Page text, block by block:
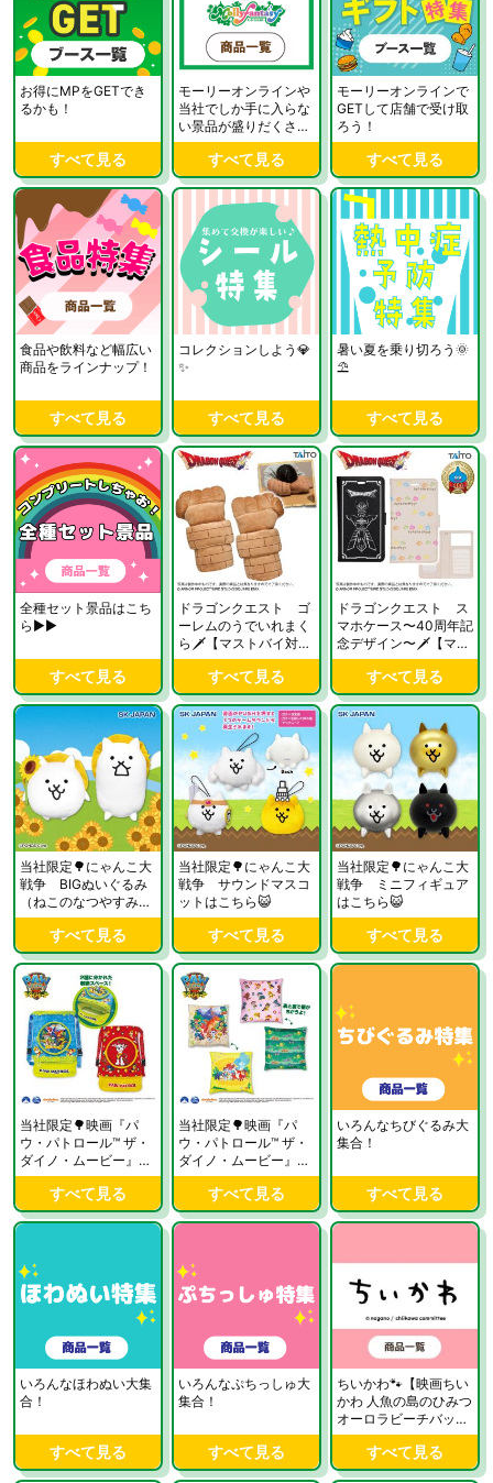
お得にMPをGETでき
るかも！
すべて見る
モーリーオンラインや
当社でしか手に入らな
い景品が盛りだくさ
ん！
すべて見る
モーリーオンラインで
GETして店舗で受け取
ろう！
すべて見る
食品や飲料など幅広い
商品をラインナップ！
すべて見る
コレクションしよう💎
✨
すべて見る
暑い夏を乗り切ろう🌞
⛱
すべて見る
全種セット景品はこち
ら▶▶
すべて見る
ドラゴンクエスト ゴ
ーレムのうでいれまく
ら🗡️【マストバイ対
象】はこちら✨
すべて見る
ドラゴンクエスト ス
マホケース〜40周年記
念デザイン〜🗡️【マス
トバイ対象】はこちら
すべて見る
当社限定🌳にゃんこ大
戦争 BIGぬいぐるみ
（ねこのなつやすみ）
はこちら😺
すべて見る
当社限定🌳にゃんこ大
戦争 サウンドマスコ
ットはこちら😺
すべて見る
当社限定🌳にゃんこ大
戦争 ミニフィギュア
はこちら😺
すべて見る
当社限定🌳映画『パ
ウ・パトロール™ ザ・
ダイノ・ムービー』
ナップザック2はこち
すべて見る
当社限定🌳映画『パ
ウ・パトロール™ ザ・
ダイノ・ムービー』
超BIGクッションはこ
ちら🐾すべて見る
いろんなちびぐるみ大
集合！
すべて見る
いろんなほわぬい大集
合！
すべて見る
いろんなぷちっしゅ大
集合！
すべて見る
ちいかわ🐾【映画ちい
かわ 人魚の島のひみつ
オーロラビーチバッ
グ】など登場中！
すべて見る